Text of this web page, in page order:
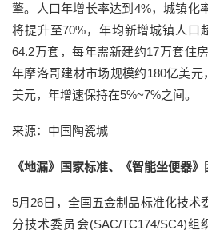
擎。人口年增长率达到4%，城镇化
将提升至70%，年均新增城镇人口
64.2万套，每年需新建约17万套住
年摩洛哥建材市场规模约180亿美元
美元，年增速保持在5%~7%之间。
来源：中国陶瓷城
《地漏》国家标准、《智能坐便器
5月26日，全国五金制品标准化技术
分技术委员会(SAC/TC174/SC4)